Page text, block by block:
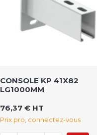
CONSOLE KP 41X82
LG1000MM
76,37 € HT
Prix pro, connectez-vous